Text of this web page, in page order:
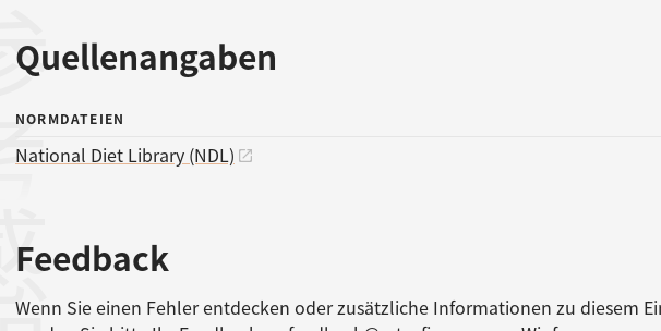
Quellenangaben
参考文献
NORMDATEIEN
National Diet Library (NDL)
Feedback
Wenn Sie einen Fehler entdecken oder zusätzliche Informationen zu diesem